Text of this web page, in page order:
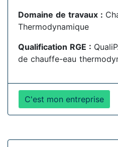
Domaine de travaux :
Thermodynamique
Qualification RGE :
de chauffe-eau
C'est mon entreprise